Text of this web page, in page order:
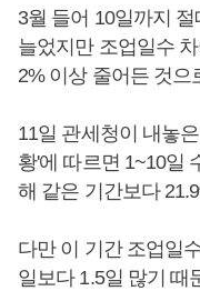
3월 들어 10일까지
늘었지만 조업일수
2% 이상 줄어든 것으
11일 관세청이 내놓
황'에 따르면 1~10일
해 같은 기간보다
다만 이 기간 조업일
일보다 1.5일 많기 때